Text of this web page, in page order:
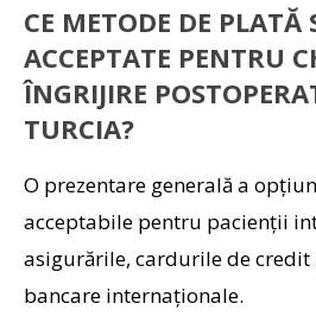
CE METODE DE PLATĂ
ACCEPTATE PENTRU
ÎNGRIJIRE
TURCIA?
O prezentare generală a
acceptabile pentru pacienții
asigurările, cardurile de
bancare internaționale.